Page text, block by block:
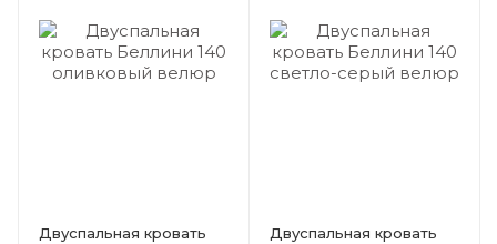
Двуспальная кровать
Двуспальная кровать